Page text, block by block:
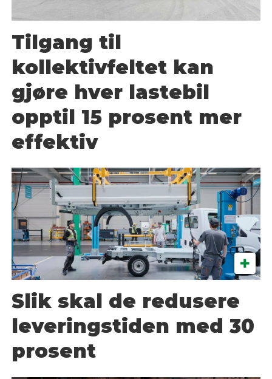
Tilgang til
kollektivfeltet kan
gjøre hver lastebil
opptil 15 prosent mer
effektiv
Slik skal de redusere
leveringstiden med 30
prosent